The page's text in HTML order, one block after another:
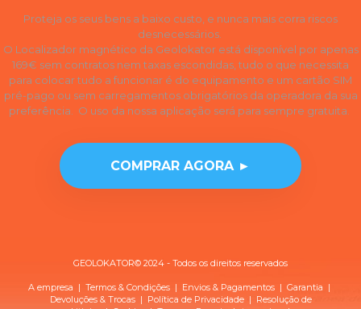
Proteja os seus bens a baixo custo, e nunca mais corra riscos
desnecessários.
O Localizador magnético da Geolokator está disponível por apenas
169€ sem contratos nem taxas escondidas, tudo o que necessita
para colocar tudo a funcionar é do equipamento e um cartão SIM
pré-pago ou sem carregamentos obrigatórios da operadora da sua
preferência. O uso da nossa aplicação será para sempre gratuita.
COMPRAR AGORA ►
GEOLOKATOR© 2024 - Todos os direitos reservados
A empresa | Termos & Condições | Envios & Pagamentos | Garantia |
Devoluções & Trocas| Política de Privacidade| Resolução de